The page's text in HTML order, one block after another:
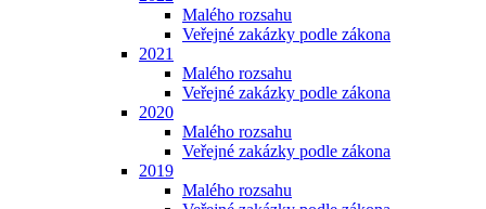
Malého rozsahu
Veřejné zakázky podle zákona
2021
Malého rozsahu
Veřejné zakázky podle zákona
2020
Malého rozsahu
Veřejné zakázky podle zákona
2019
Malého rozsahu